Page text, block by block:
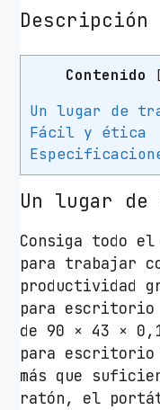
E
g
c
a
X
X
L
T
r
u
s
t
Descripción
Contenido
Un lugar de
Fácil y ética
Un lugar de
Consiga todo
para trabajar
productividad
para escritorio
de 90 × 43 ×
para
más que
ratón, el